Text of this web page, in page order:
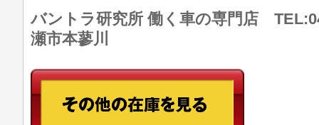
バントラ研究所 働く車の専門店
瀬市本蓼川